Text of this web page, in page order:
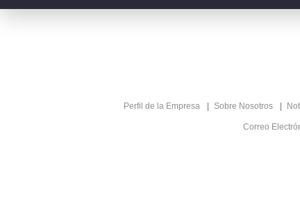
Perfil de la Empresa Sobre Nosotros
Correo